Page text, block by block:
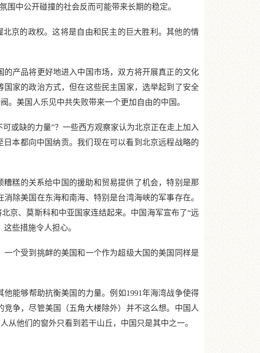
围中公开碰撞的社会反而可能带来长期的稳定。
京的政权。这将是自由和民主的巨大胜利。其他的情
产品将更好地进入中国市场，双方将开展真正的文化
家的政治方式，但在这些民主国家，选举起到了安全
。美国人乐见中共失败带来一个更加自由的中国。
或缺的力量”？一些西方观察家认为北京正在走上加入
本都向中国纳贡。我们现在可以看到北京远程战略的
糕的关系给中国的援助和贸易提供了机会，特别是那
除美国在东海和南海、特别是台湾海峡的军事存在。
京、莫斯科和中亚国家连结起来。中国海军宣布了“远
些措施令人担心。
个受到挑衅的美国和一个作为超级大国的美国同样是
能够帮助抗衡美国的力量。例如1991年海湾战争使得
争，尽管美国（五角大楼除外）并不这么想。中国人
他们的窗外只看到若干山丘，中国只是其中之一。